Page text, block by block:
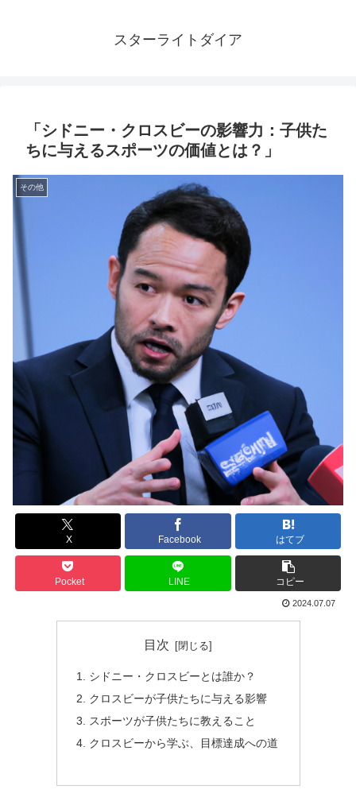
スターライトダイア
「シドニー・クロスビーの影響力：子供た
ちに与えるスポーツの価値とは？」
その他
X Facebook はてブ
Pocket LINE コピー
2024.07.07
目次
シドニー・クロスビーとは誰か？
クロスビーが子供たちに与える影響
スポーツが子供たちに教えること
クロスビーから学ぶ、目標達成への道